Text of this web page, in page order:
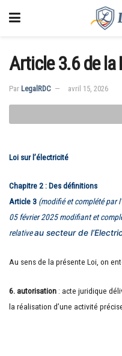
Article 3.6 de la
Par LegalRDC avril 15, 2026
Loi sur l’électricité
Chapitre 2 : Des définitions
Article 3 (modifié et complété par
05 février 2025 modifiant et
relativeau secteur de
Au sens de la présente Loi, on
6. autorisation : acte juridique
la réalisation d’une activité